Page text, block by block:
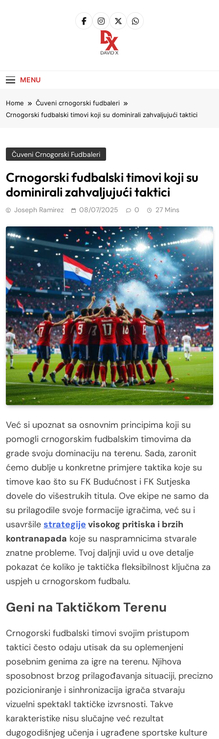
MENU
Home
Čuveni crnogorski fudbaleri
Crnogorski fudbalski timovi koji su dominirali zahvaljujući taktici
Čuveni Crnogorski Fudbaleri
Crnogorski fudbalski timovi koji su
dominirali zahvaljujući taktici
Joseph Ramirez 08/07/2025 0 27 Mins
Već si upoznat sa osnovnim principima koji su
pomogli crnogorskim fudbalskim timovima da
grade svoju dominaciju na terenu. Sada, zaronit
ćemo dublje u konkretne primjere taktika koje su
timove kao što su FK Budućnost i FK Sutjeska
dovele do višestrukih titula. Ove ekipe ne samo da
su prilagodile svoje formacije igračima, već su i
usavršile strategije visokog pritiska i brzih
kontranapada koje su naspramnicima stvarale
znatne probleme. Tvoj daljnji uvid u ove detalje
pokazat će koliko je taktička fleksibilnost ključna za
uspjeh u crnogorskom fudbalu.
Geni na Taktičkom Terenu
Crnogorski fudbalski timovi svojim pristupom
taktici često odaju utisak da su oplemenjeni
posebnim genima za igre na terenu. Njihova
sposobnost brzog prilagođavanja situaciji, precizno
pozicioniranje i sinhronizacija igrača stvaraju
vizuelni spektakl taktičke izvrsnosti. Takve
karakteristike nisu slučajne već rezultat
dugogodišnjeg učenja i ugrađene sportske kulture